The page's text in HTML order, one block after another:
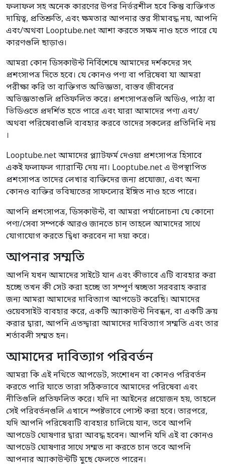
ফলাফল সহ অনেক কারণের উপর নির্ভরশীল হবে কিন্তু ব্যক্তিগত
দায়িত্ব, প্রতিশ্রুতি, এবং ক্ষমতার আপনার স্তর সীমাবদ্ধ নয়, আপনি
এবং/অথবা Looptube.net আশা করতে সক্ষম নাও হতে পারে যে
কারণগুলি ছাড়াও।
আমরা কোন ডিসকাউন্ট নির্বিশেষে আমাদের দর্শকদের সৎ
প্রশংসাপত্র দিতে হবে। যে কোনও পণ্য বা পরিষেবা যা আমরা
পরীক্ষা করি তা ব্যক্তিগত অভিজ্ঞতা, বাস্তব জীবনের
অভিজ্ঞতাগুলি প্রতিফলিত করে। প্রশংসাপত্রগুলি অডিও, পাঠ্য বা
ভিডিওতে প্রদর্শিত হতে পারে এবং যারা আমাদের পণ্য এবং/
অথবা পরিষেবাগুলি ব্যবহার করবে তাদের সকলের প্রতিনিধি নয়
।
Looptube.net আমাদের প্ল্যাটফর্ম দেওয়া প্রশংসাপত্র হিসাবে
একই ফলাফল গ্যারান্টি দেয় না। Looptube.net এ উপস্থাপিত
প্রশংসাপত্র তাদের লেখার ব্যক্তিদের জন্য প্রযোজ্য, এবং অন্য
কোনও ব্যক্তির ভবিষ্যতের সাফল্যের ইঙ্গিত নাও হতে পারে।
আপনি প্রশংসাপত্র, ডিসকাউন্ট, বা আমরা পর্যালোচনা যে কোনো
পণ্য/সেবা সম্পর্কে আরও জানতে চান তাহলে আমাদের সাথে
যোগাযোগ করতে দ্বিধা করবেন না দয়া করে।
আপনার সম্মতি
আপনি যখন আমাদের সাইটে যান এবং কীভাবে এটি ব্যবহার করা
হচ্ছে তখন কী সেট করা হচ্ছে তা সম্পূর্ণ স্বচ্ছতা সরবরাহ করার
জন্য আমরা আমাদের দাবিত্যাগ আপডেট করেছি। আমাদের
ওয়েবসাইট ব্যবহার করে, একটি অ্যাকাউন্ট নিবন্ধন, বা একটি ক্রয়
করার দ্বারা, আপনি এতদ্দ্বারা আমাদের দাবিত্যাগ সম্মতি এবং তার
শর্তাবলী সম্মত হন।
আমাদের দাবিত্যাগ পরিবর্তন
আমরা কি এই নথিতে আপডেট, সংশোধন বা কোনও পরিবর্তন
করতে পারি যাতে তারা সঠিকভাবে আমাদের পরিষেবা এবং
নীতিগুলি প্রতিফলিত করে। যদি না আইনের প্রয়োজন হয়, তাহলে
সেই পরিবর্তনগুলি এখানে স্পষ্টভাবে পোস্ট করা হবে। তারপরে,
যদি আপনি পরিষেবাটি ব্যবহার চালিয়ে যান, তবে আপনি
আপডেট ঘোষণার দ্বারা আবদ্ধ হবেন। আপনি যদি এই বা কোনও
আপডেট ঘোষণার সাথে সম্মত না করতে চান তবে আপনি
আপনার অ্যাকাউন্টটি মুছে ফেলতে পারেন।